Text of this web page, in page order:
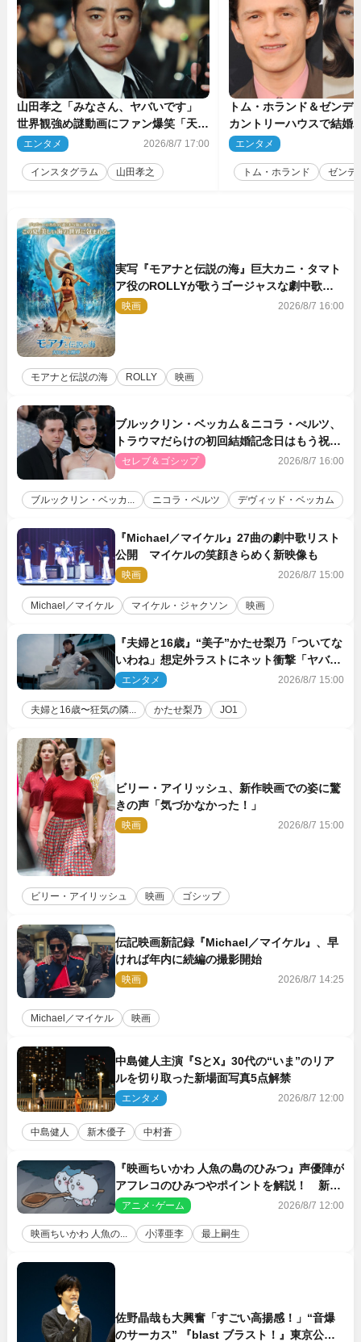
山田孝之「みなさん、ヤバいです」
世界観強め謎動画にファン爆笑「天才
だわ」
エンタメ 2026/8/7 17:00
インスタグラム 山田孝之
トム・ホランド＆ゼンデ
カントリーハウスで結
結婚指輪を身に着けたト
エンタメ
トム・ホランド ゼンデ
実写『モアナと伝説の海』巨大カニ・タマト
ア役のROLLYが歌うゴージャスな劇中歌
「シャイニー」本編映像解禁
映画 2026/8/7 16:00
モアナと伝説の海 ROLLY 映画
ブルックリン・ベッカム＆ニコラ・ぺルツ、
トラウマだらけの初回結婚記念日はもう祝わ
ない
セレブ＆ゴシップ 2026/8/7 16:00
ブルックリン・ベッカ... ニコラ・ペルツ デヴィッド・ベッカム
『Michael／マイケル』27曲の劇中歌リスト
公開 マイケルの笑顔きらめく新映像も
映画 2026/8/7 15:00
Michael／マイケル マイケル・ジャクソン 映画
『夫婦と16歳』“美子”かたせ梨乃「ついてな
いわね」想定外ラストにネット衝撃「ヤバす
ぎ…」「怖えぇ」（ネタバレあり）
エンタメ 2026/8/7 15:00
夫婦と16歳〜狂気の隣... かたせ梨乃 JO1
ビリー・アイリッシュ、新作映画での姿に驚
きの声「気づかなかった！」
映画 2026/8/7 15:00
ビリー・アイリッシュ 映画 ゴシップ
伝記映画新記録『Michael／マイケル』、早
ければ年内に続編の撮影開始
映画 2026/8/7 14:25
Michael／マイケル 映画
中島健人主演『SとX』30代の“いま”のリア
ルを切り取った新場面写真5点解禁
エンタメ 2026/8/7 12:00
中島健人 新木優子 中村蒼
『映画ちいかわ 人魚の島のひみつ』声優陣が
アフレコのひみつやポイントを解説！ 新カ
ットも到着
アニメ･ゲーム 2026/8/7 12:00
映画ちいかわ 人魚の... 小澤亜李 最上嗣生
佐野晶哉も大興奮「すごい高揚感！」“音爆
のサーカス” 『blast ブラスト！』東京公演